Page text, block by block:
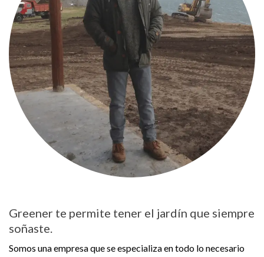
Greener te permite tener el jardín que siempre
soñaste.
Somos una empresa que se especializa en todo lo necesario